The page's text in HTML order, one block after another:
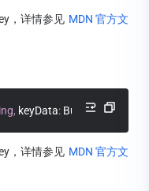
，详情参见 MDN 官方文
, keyData: BufferSource
，详情参见 MDN 官方文